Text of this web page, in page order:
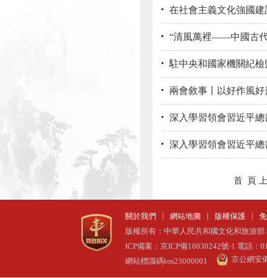
在社會主義文化強國
“清風萬裡——中國古
駐中央和國家機關紀
兩會敘事丨以好作風
深入學習領會習近平
深入學習領會習近平
首 頁